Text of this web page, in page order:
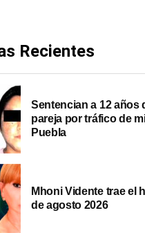
Recientes
Sentencian a 12 años
pareja por tráfico de
Puebla
Mhoni Vidente trae el
de agosto 2026